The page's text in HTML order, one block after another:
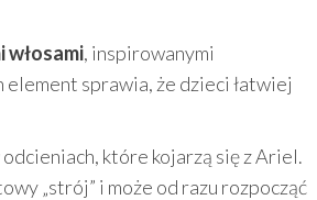
włosami, inspirowanymi
element sprawia, że dzieci łatwiej
odcieniach, które kojarzą się z Ariel.
„strój” i może od razu rozpocząć